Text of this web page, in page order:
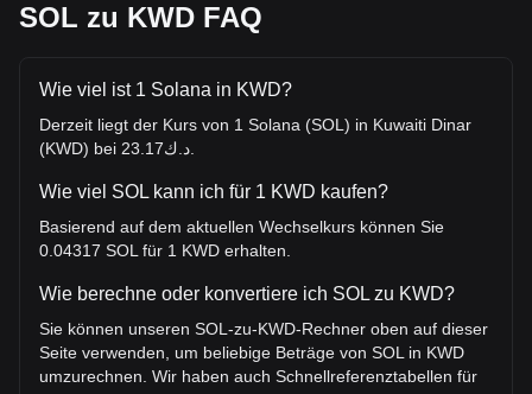
SOL zu KWD FAQ
Wie viel ist 1 Solana in KWD?
Derzeit liegt der Kurs von 1 Solana (SOL) in Kuwaiti Dinar
Wie viel SOL kann ich für 1 KWD kaufen?
Basierend auf dem aktuellen Wechselkurs können Sie
0.04317 SOL für 1 KWD erhalten.
Wie berechne oder konvertiere ich SOL zu KWD?
Sie können unseren SOL-zu-KWD-Rechner oben auf dieser
Seite verwenden, um beliebige Beträge von SOL in KWD
umzurechnen. Wir haben auch Schnellreferenztabellen für